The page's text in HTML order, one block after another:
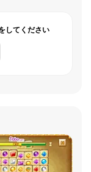
してください